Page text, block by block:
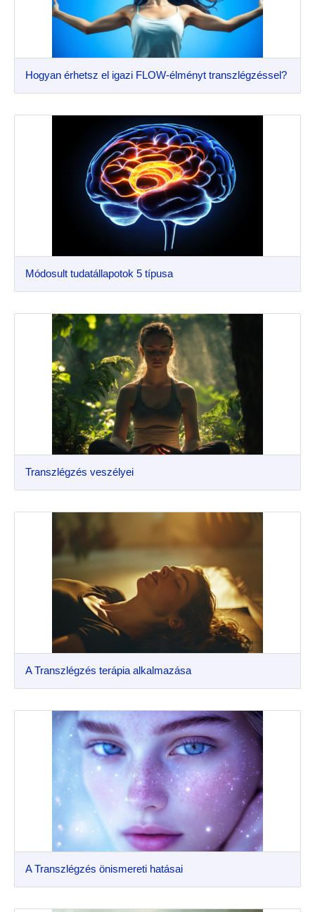
Hogyan érhetsz el igazi FLOW-élményt transzlégzéssel?
Módosult tudatállapotok 5 típusa
Transzlégzés veszélyei
A Transzlégzés terápia alkalmazása
A Transzlégzés önismereti hatásai